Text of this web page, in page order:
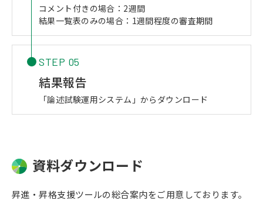
コメント付きの場合：2週間
結果一覧表のみの場合：1週間程度の審査期間
STEP 05
結果報告
「論述試験運用システム」からダウンロード
資料ダウンロード
昇進・昇格支援ツールの総合案内をご用意しております。